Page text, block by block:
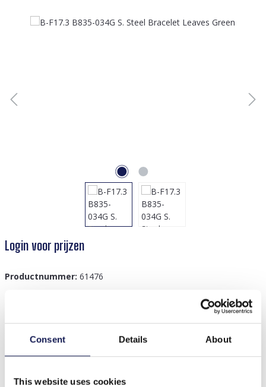
Consent Details About
This website uses cookies
Afbeeldingengalerij overslaan
Login voor prijzen
Productnummer: 61476
Beschrijving